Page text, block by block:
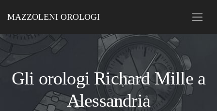
MAZZOLENI OROLOGI
Gli orologi Richard Mille a
Alessandria